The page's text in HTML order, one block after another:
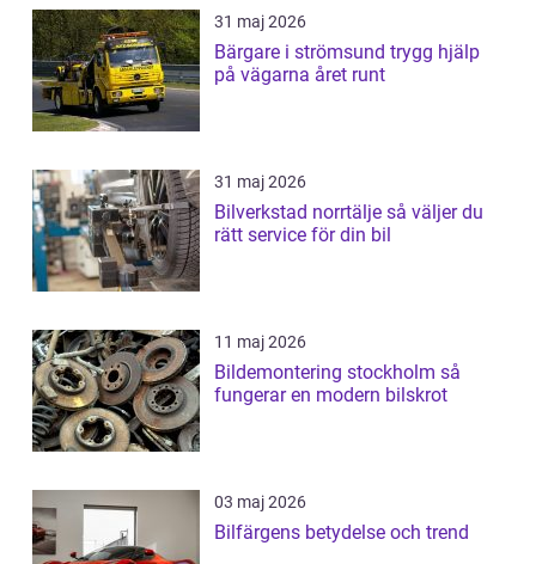
31 maj 2026
Bärgare i strömsund trygg hjälp
på vägarna året runt
31 maj 2026
Bilverkstad norrtälje så väljer du
rätt service för din bil
11 maj 2026
Bildemontering stockholm så
fungerar en modern bilskrot
03 maj 2026
Bilfärgens betydelse och trend